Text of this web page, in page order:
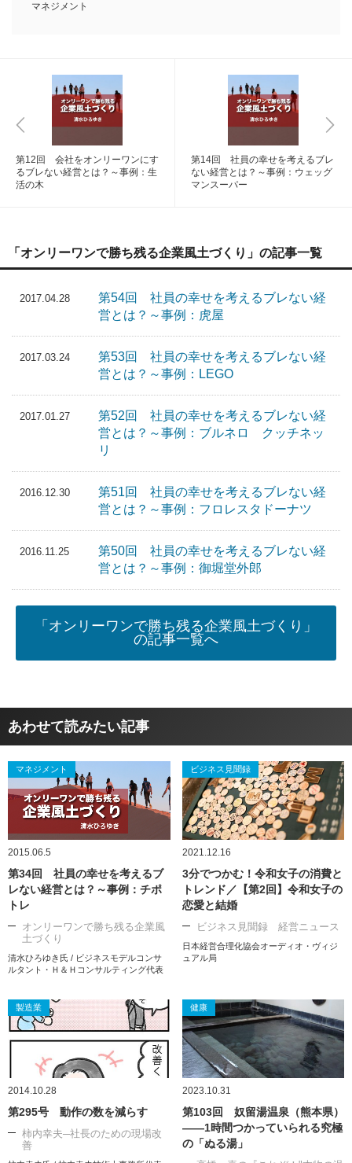
マネジメント
第12回 会社をオンリーワンにす
るブレない経営とは？～事例：生
活の木
第14回 社員の幸せを考えるブレ
ない経営とは？～事例：ウェッグ
マンスーパー
「オンリーワンで勝ち残る企業風土づくり」の記事一覧
2017.04.28
第54回 社員の幸せを考えるブレない経
営とは？～事例：虎屋
2017.03.24
第53回 社員の幸せを考えるブレない経
営とは？～事例：LEGO
2017.01.27
第52回 社員の幸せを考えるブレない経
営とは？～事例：ブルネロ クッチネッ
リ
2016.12.30
第51回 社員の幸せを考えるブレない経
営とは？～事例：フロレスタドーナツ
2016.11.25
第50回 社員の幸せを考えるブレない経
営とは？～事例：御堀堂外郎
「オンリーワンで勝ち残る企業風土づくり」
の記事一覧へ
あわせて読みたい記事
マネジメント
2015.06.5
第34回 社員の幸せを考えるブ
レない経営とは？～事例：チポ
トレ
オンリーワンで勝ち残る企業風
土づくり
清水ひろゆき氏 / ビジネスモデルコンサ
ルタント・Ｈ＆Ｈコンサルティング代表
ビジネス見聞録
2021.12.16
3分でつかむ！令和女子の消費と
トレンド／【第2回】令和女子の
恋愛と結婚
ビジネス見聞録 経営ニュース
日本経営合理化協会オーディオ・ヴィジ
ュアル局
製造業
2014.10.28
第295号 動作の数を減らす
柿内幸夫─社長のための現場改
善
健康
2023.10.31
第103回 奴留湯温泉（熊本県）
――1時間つかっていられる究極
の「ぬる湯」